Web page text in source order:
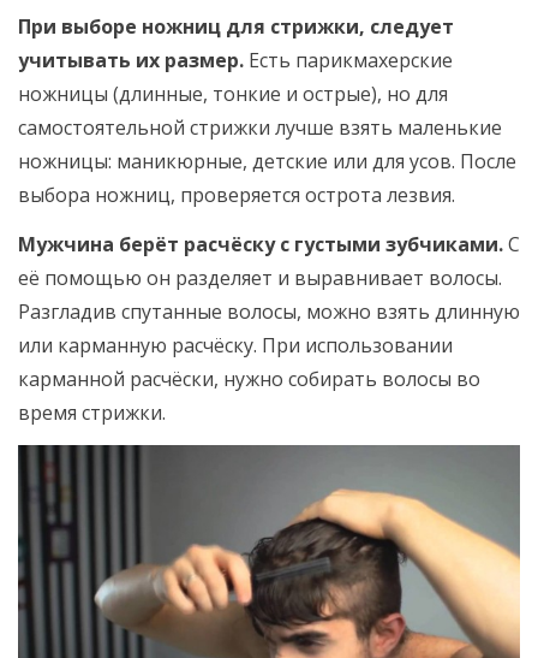
При выборе ножниц для стрижки, следует
учитывать их размер. Есть парикмахерские
ножницы (длинные, тонкие и острые), но для
самостоятельной стрижки лучше взять маленькие
ножницы: маникюрные, детские или для усов. После
выбора ножниц, проверяется острота лезвия.
Мужчина берёт расчёску с густыми зубчиками.С
её помощью он разделяет и выравнивает волосы.
Разгладив спутанные волосы, можно взять длинную
или карманную расчёску. При использовании
карманной расчёски, нужно собирать волосы во
время стрижки.